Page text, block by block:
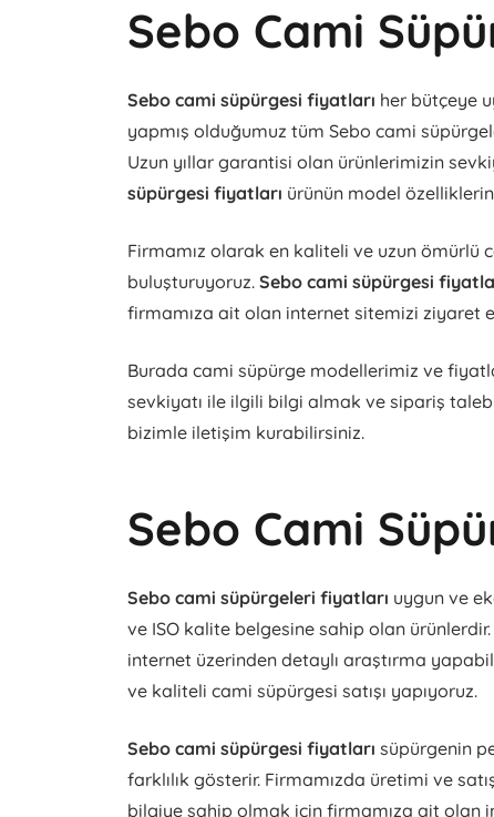
Sebo Cami
Sebo cami süpürgesi fiyatları her bütçeye
yapmış olduğumuz tüm Sebo cami
Uzun yıllar garantisi olan ürünlerimizin
süpürgesi fiyatları ürünün model
Firmamız olarak en kaliteli ve uzun ömürlü
buluşturuyoruz.Sebo cami süpürgesi
firmamıza ait olan internet sitemizi ziyaret
Burada cami süpürge modellerimiz ve
sevkiyatı ile ilgili bilgi almak ve sipariş
bizimle iletişim kurabilirsiniz.
Sebo Cami
Sebo cami süpürgeleri fiyatları uygun ve
ve ISO kalite belgesine sahip olan
internet üzerinden detaylı araştırma
ve kaliteli cami süpürgesi satışı yapıyoruz.
Sebo cami süpürgesi fiyatlarısüpürgenin
farklılık gösterir. Firmamızda üretimi ve
bilgiye sahip olmak için firmamıza ait olan